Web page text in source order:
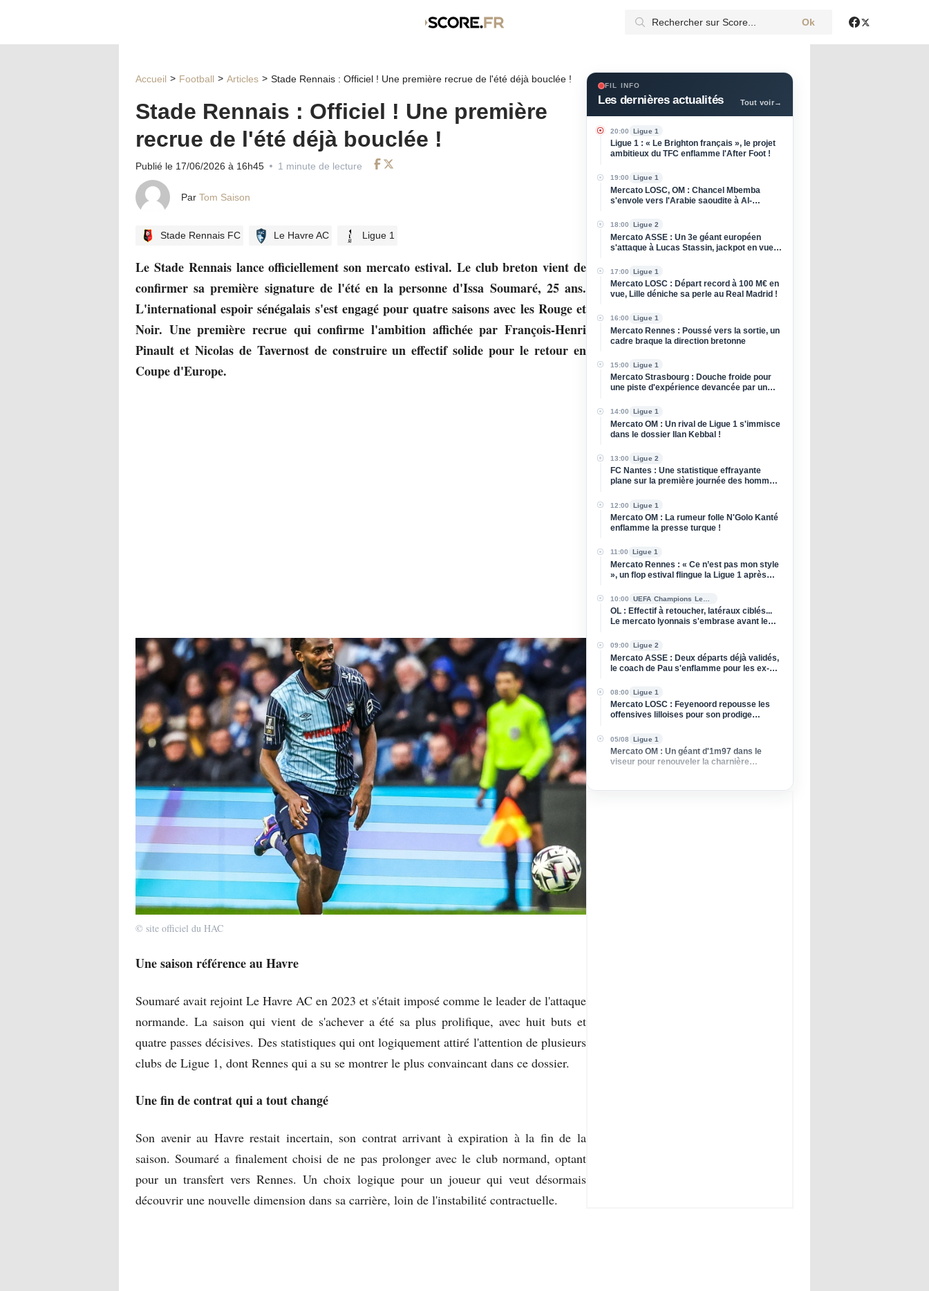
Ok
Accueil Football Articles Stade Rennais : Officiel ! Une première recrue de l'été déjà bouclée !
Stade Rennais : Officiel ! Une première
recrue de l'été déjà bouclée !
Publié le 17/06/2026 à 16h45
1 minute de lecture
Par Tom Saison
Stade Rennais FC Le Havre AC Ligue 1
Le Stade Rennais lance officiellement son mercato estival. Le club breton vient de
confirmer sa première signature de l'été en la personne d'Issa Soumaré, 25 ans.
L'international espoir sénégalais s'est engagé pour quatre saisons avec les Rouge et
Noir. Une première recrue qui confirme l'ambition affichée par François-Henri
Pinault et Nicolas de Tavernost de construire un effectif solide pour le retour en
Coupe d'Europe.
© site officiel du HAC
Une saison référence au Havre
Soumaré avait rejoint Le Havre AC en 2023 et s'était imposé comme le leader de l'attaque
normande. La saison qui vient de s'achever a été sa plus prolifique, avec huit buts et
quatre passes décisives. Des statistiques qui ont logiquement attiré l'attention de plusieurs
clubs de Ligue 1, dont Rennes qui a su se montrer le plus convaincant dans ce dossier.
Une fin de contrat qui a tout changé
Son avenir au Havre restait incertain, son contrat arrivant à expiration à la fin de la
saison. Soumaré a finalement choisi de ne pas prolonger avec le club normand, optant
pour un transfert vers Rennes. Un choix logique pour un joueur qui veut désormais
découvrir une nouvelle dimension dans sa carrière, loin de l'instabilité contractuelle.
FIL INFO
Les dernières actualités Tout voir→
20:00 Ligue 1
Ligue 1 : « Le Brighton français », le projet
ambitieux du TFC enflamme l'After Foot !
19:00 Ligue 1
Mercato LOSC, OM : Chancel Mbemba
s'envole vers l'Arabie saoudite à Al-
18:00 Ligue 2
Mercato ASSE : Un 3e géant européen
s'attaque à Lucas Stassin, jackpot en vue
17:00 Ligue 1
Mercato LOSC : Départ record à 100 M€ en
vue, Lille déniche sa perle au Real Madrid !
16:00 Ligue 1
Mercato Rennes : Poussé vers la sortie, un
cadre braque la direction bretonne
15:00 Ligue 1
Mercato Strasbourg : Douche froide pour
une piste d'expérience devancée par un
14:00 Ligue 1
Mercato OM : Un rival de Ligue 1 s'immisce
dans le dossier Ilan Kebbal !
13:00 Ligue 2
FC Nantes : Une statistique effrayante
plane sur la première journée des hommes
12:00 Ligue 1
Mercato OM : La rumeur folle N'Golo Kanté
enflamme la presse turque !
11:00 Ligue 1
Mercato Rennes : « Ce n’est pas mon style
», un flop estival flingue la Ligue 1 après
10:00
OL : Effectif à retoucher, latéraux ciblés...
Le mercato lyonnais s'embrase avant le
09:00 Ligue 2
Mercato ASSE : Deux départs déjà validés,
le coach de Pau s'enflamme pour les ex-
08:00 Ligue 1
Mercato LOSC : Feyenoord repousse les
offensives lilloises pour son prodige
05/08 Ligue 1
Mercato OM : Un géant d'1m97 dans le
viseur pour renouveler la charnière